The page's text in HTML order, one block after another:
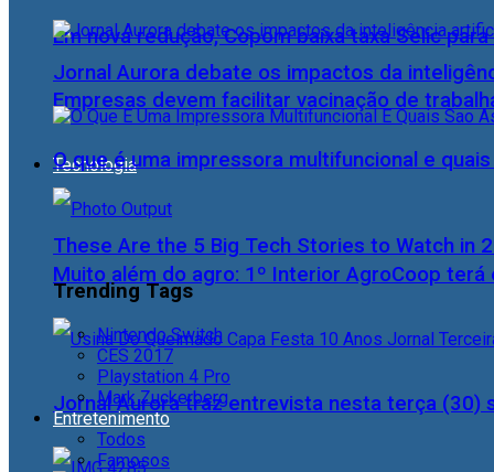
Em nova redução, Copom baixa taxa Selic para
Empresas devem facilitar vacinação de
Tecnologia
Muito além do agro: 1º Interior AgroCoop
Jornal Aurora traz entrevista nesta terça (30)
Jornal Aurora debate os impactos da
O que é uma impressora multifuncional e
These Are the 5 Big Tech Stories to Watch in
Trending Tags
Nintendo Switch
CES 2017
Playstation 4 Pro
Mark Zuckerberg
Entretenimento
Todos
Famosos